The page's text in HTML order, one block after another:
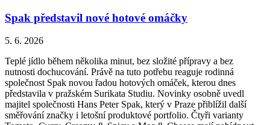
Spak představil nové hotové omáčky
5. 6. 2026
Teplé jídlo během několika minut, bez složité přípravy a bez
nutnosti dochucování. Právě na tuto potřebu reaguje rodinná
společnost Spak novou řadou hotových omáček, kterou dnes
představila v pražském Surikata Studiu. Novinky osobně uvedl
majitel společnosti Hans Peter Spak, který v Praze přiblížil další
směřování značky i letošní produktové portfolio. Čtyři varianty